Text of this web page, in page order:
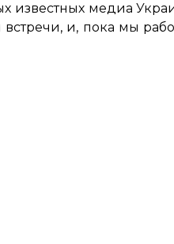
известных медиа
и, пока мы